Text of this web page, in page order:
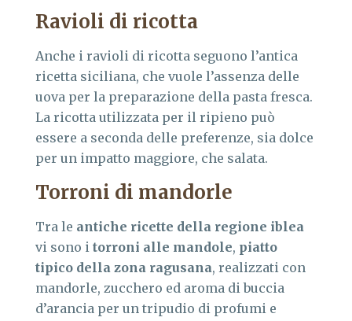
Ravioli di ricotta
Anche i ravioli di ricotta seguono l’antica
ricetta siciliana, che vuole l’assenza delle
uova per la preparazione della pasta fresca.
La ricotta utilizzata per il ripieno può
essere a seconda delle preferenze, sia dolce
per un impatto maggiore, che salata.
Torroni di mandorle
Tra le antiche ricette della regione iblea
vi sono i torroni alle mandole, piatto
tipico della zona ragusana, realizzati con
mandorle, zucchero ed aroma di buccia
d’arancia per un tripudio di profumi e